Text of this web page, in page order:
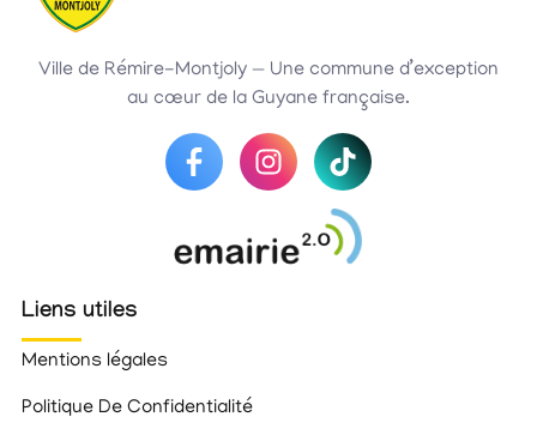
Ville de Rémire-Montjoly — Une commune d’exception
au cœur de la Guyane française.
Liens utiles
Mentions légales
Politique De Confidentialité